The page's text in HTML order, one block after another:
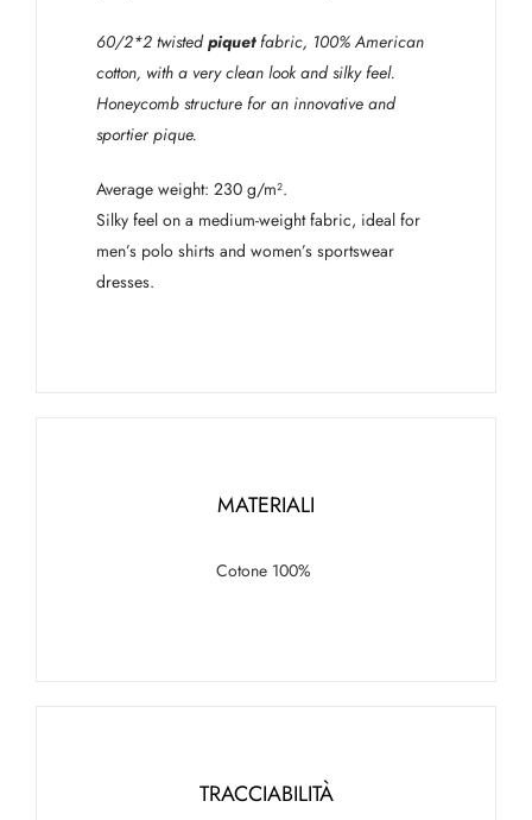
60/2*2 twistedpiquetfabric, 100% American
cotton, with a very clean look and silky feel.
Honeycomb structure for an innovative and
sportier pique.
Average weight: 230 g/m².
Silky feel on a medium-weight fabric, ideal for
men’s polo shirts and women’s sportswear
dresses.
MATERIALI
Cotone 100%
TRACCIABILITÀ